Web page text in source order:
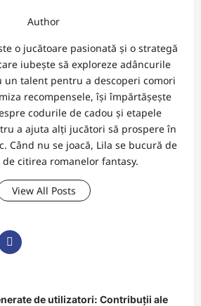
Author
o jucătoare pasionată și o strategă
iubește să exploreze adâncurile
un talent pentru a descoperi comori
recompensele, își împărtășește
codurile de cadou și etapele
a ajuta alți jucători să prospere în
Când nu se joacă, Lila se bucură de
citirea romanelor fantasy.
View All Posts
de utilizatori: Contribuții ale